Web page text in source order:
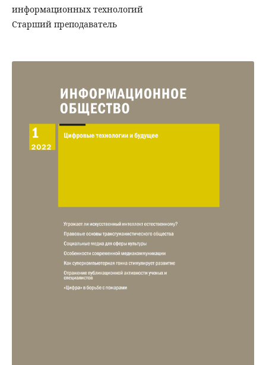
информационных технологий
Старший преподаватель